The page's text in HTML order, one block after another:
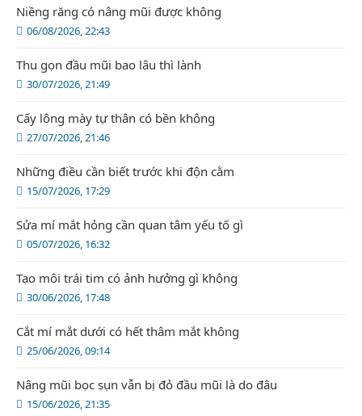
06/08/2026, 22:43
Niềng răng có nâng mũi được không
30/07/2026, 21:49
Thu gọn đầu mũi bao lâu thì lành
27/07/2026, 21:46
Cấy lông mày tự thân có bền không
15/07/2026, 17:29
Những điều cần biết trước khi độn cằm
05/07/2026, 16:32
Sửa mí mắt hỏng cần quan tâm yếu tố gì
30/06/2026, 17:48
Tạo môi trái tim có ảnh hưởng gì không
25/06/2026, 09:14
Cắt mí mắt dưới có hết thâm mắt không
15/06/2026, 21:35
Nâng mũi bọc sụn vẫn bị đỏ đầu mũi là do đâu